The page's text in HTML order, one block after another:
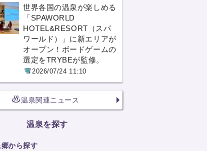
世界各国の温泉が楽しめる
「SPAWORLD
HOTEL&RESORT（スパ
ワールド）」に新エリアが
オープン！ボードゲームの
選定をTRYBEが監修。
2026/07/24 11:10
温泉関連ニュース
温泉を探す
から探す